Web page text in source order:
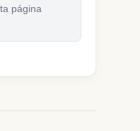
página